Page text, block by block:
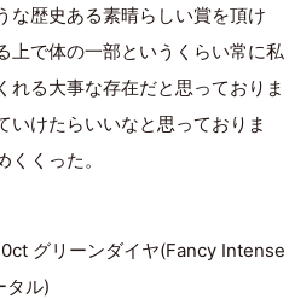
な歴史ある素晴らしい賞を頂け
上で体の一部というくらい常に私
れる大事な存在だと思っておりま
いけたらいいなと思っておりま
くった。
グリーンダイヤ(Fancy Intense
タル)